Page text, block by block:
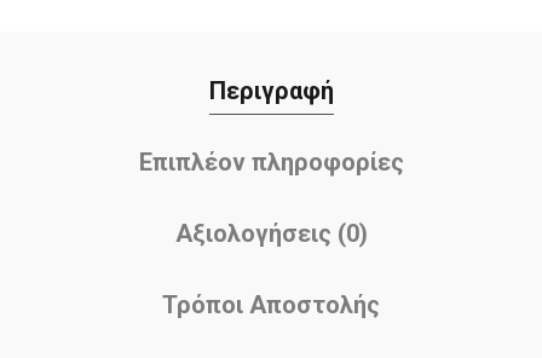
Περιγραφή
Επιπλέον πληροφορίες
Αξιολογήσεις (0)
Τρόποι Αποστολής